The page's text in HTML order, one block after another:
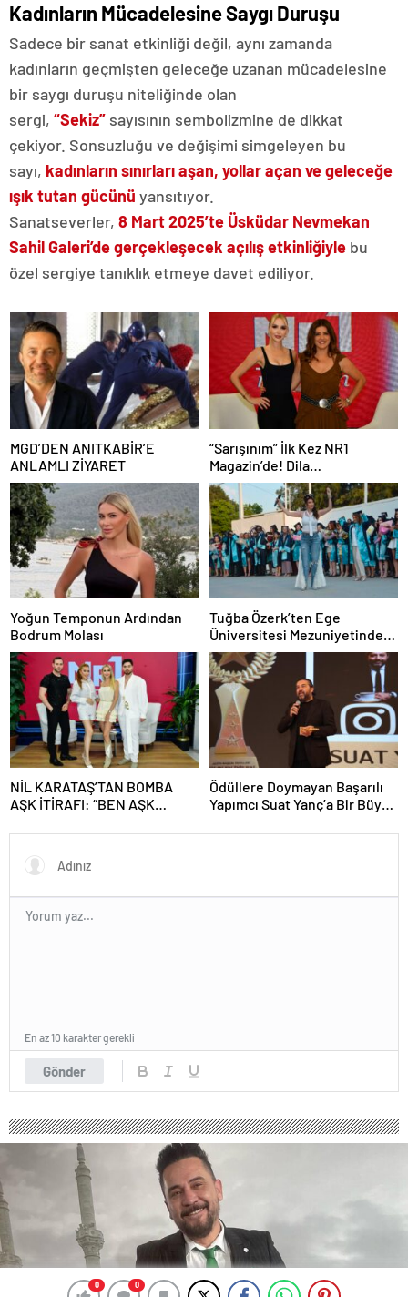
0 0
Kadınların Mücadelesine Saygı Duruşu
Sadece bir sanat etkinliği değil, aynı zamanda
kadınların geçmişten geleceğe uzanan mücadelesine
bir saygı duruşu niteliğinde olan
sergi, “Sekiz” sayısının sembolizmine de dikkat
çekiyor. Sonsuzluğu ve değişimi simgeleyen bu
sayı, kadınların sınırları aşan, yollar açan ve geleceğe
ışık tutan gücünü yansıtıyor.
Sanatseverler, 8 Mart 2025’te Üsküdar Nevmekan
Sahil Galeri’de gerçekleşecek açılış etkinliğiyle bu
özel sergiye tanıklık etmeye davet ediliyor.
MGD’DEN ANITKABİR’E
ANLAMLI ZİYARET
“Sarışınım” İlk Kez NR1
Magazin’de! Dila
Kalafatoğlu’ndan Yazın En
İddialı Yorumu
Yoğun Temponun Ardından
Bodrum Molası
Tuğba Özerk’ten Ege
Üniversitesi Mezuniyetinde
“Efe” Fırtınası! Gençler
Coşkuyu Zirveye Taşıdı
NİL KARATAŞ’TAN BOMBA
AŞK İTİRAFI: “BEN AŞK
İSTİYORUM!”
Ödüllere Doymayan Başarılı
Yapımcı Suat Yanç’a Bir Büyük
Gönder
En az 10 karakter gerekli
0 0